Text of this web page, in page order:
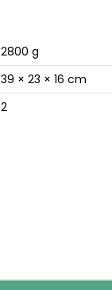
2800 g
39 × 23 × 16 cm
2